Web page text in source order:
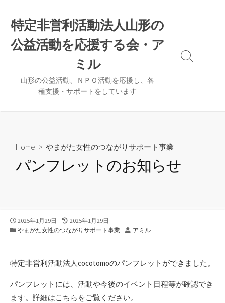
特定非営利活動法人山形の
公益活動を応援する会・ア
ミル
山形の公益活動、ＮＰＯ活動を応援し、各
種支援・サポートをしています
検
メ
Home > やまがた女性のつながりサポート事業
パンフレットのお知らせ
公
開
2025年1月29日
最
終
日
2025年1月29日
カ
リ
ー
やまがた女性のつながりサポート事業
作
アミル
特定非営利活動法人cocotomoのパンフレットができました。
パンフレットには、活動や今後のイベント日程等が確認でき
ます。詳細はこちらをご覧ください。